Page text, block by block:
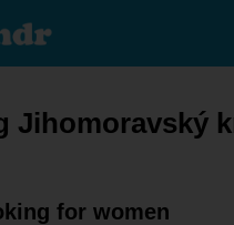
Jihomoravský
for women